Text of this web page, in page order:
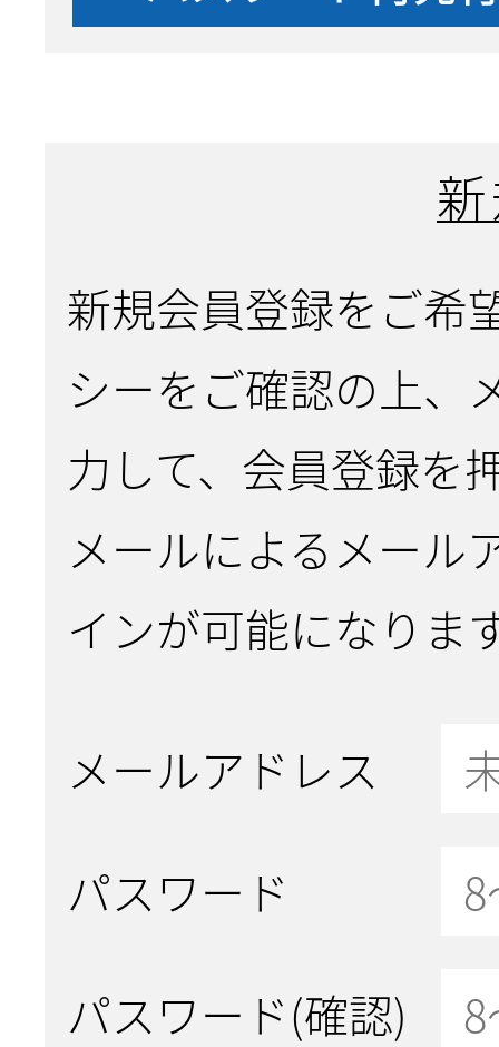
新規会員登録をご希
シーをご確認の上、
力して、会員登録を
メールによるメール
インが可能になりま
メールアドレス
パスワード
パスワード(確認)